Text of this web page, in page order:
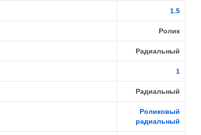
1.5
Ролик
Радиальный
1
Радиальный
Роликовый
радиальный